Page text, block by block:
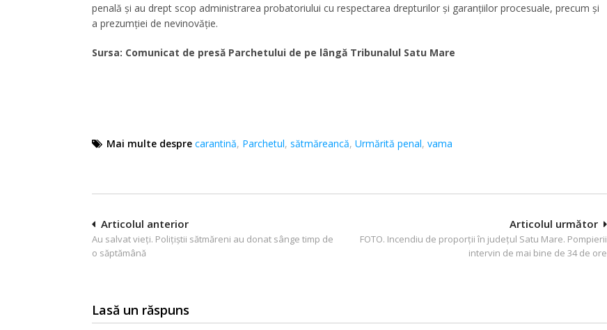
penală și au drept scop administrarea probatoriului cu respectarea drepturilor și garanțiilor procesuale, precum și
a prezumției de nevinovăție.
Sursa: Comunicat de presă Parchetului de pe lângă Tribunalul Satu Mare
Mai multe despre carantină, Parchetul, sătmăreancă, Urmărită penal, vama
Navigare
în
Articolul următor
FOTO. Incendiu de proporții în județul Satu Mare. Pompierii
intervin de mai bine de 34 de ore
Articolul anterior
Au salvat vieți. Polițiștii sătmăreni au donat sânge timp de
o săptămână
Lasă un răspuns